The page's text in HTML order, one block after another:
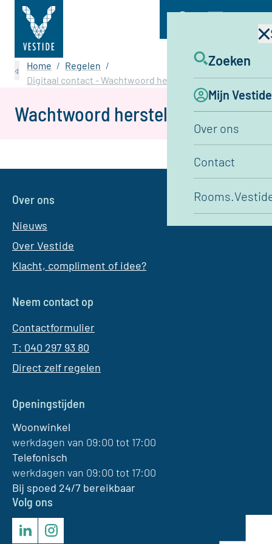
Menu
Zoeken
Mijn Vestide
Over ons
Contact
Home
Regelen
Digitaal contact - Wachtwoord herstellen
Wachtwoord herstellen
Over ons
Nieuws
Over Vestide
Klacht, compliment of idee?
Neem contact op
Contactformulier
T: 040 297 93 80
Direct zelf regelen
Openingstijden
Woonwinkel
werkdagen van 09:00 tot 17:00
Telefonisch
werkdagen van 09:00 tot 17:00
Bij spoed 24/7 bereikbaar
Volg ons
LinkedInInstagram